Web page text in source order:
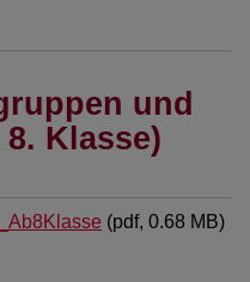
und
Klasse)
(pdf, 0.68 MB)